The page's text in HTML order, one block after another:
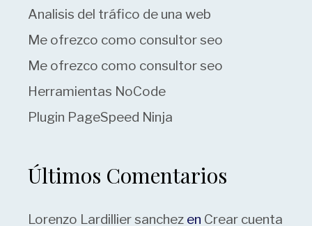
Analisis del tráfico de una web
Me ofrezco como consultor seo
Me ofrezco como consultor seo
Herramientas NoCode
Plugin PageSpeed Ninja
Últimos Comentarios
Lorenzo Lardillier sanchez en Crear cuenta